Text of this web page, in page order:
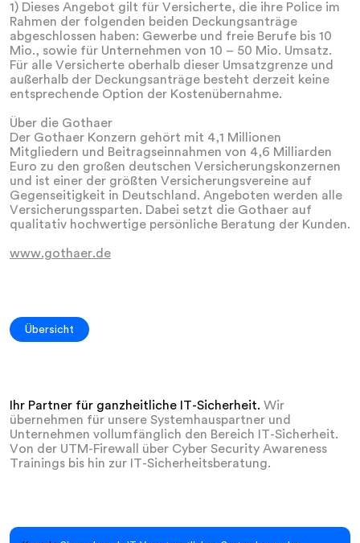
1) Dieses Angebot gilt für Versicherte, die ihre Police im
Rahmen der folgenden beiden Deckungsanträge
abgeschlossen haben: Gewerbe und freie Berufe bis 10
Mio., sowie für Unternehmen von 10 – 50 Mio. Umsatz.
Für alle Versicherte oberhalb dieser Umsatzgrenze und
außerhalb der Deckungsanträge besteht derzeit keine
entsprechende Option der Kostenübernahme.
Über die Gothaer
Der Gothaer Konzern gehört mit 4,1 Millionen
Mitgliedern und Beitragseinnahmen von 4,6 Milliarden
Euro zu den großen deutschen Versicherungskonzernen
und ist einer der größten Versicherungsvereine auf
Gegenseitigkeit in Deutschland. Angeboten werden alle
Versicherungssparten. Dabei setzt die Gothaer auf
qualitativ hochwertige persönliche Beratung der Kunden.
www.gothaer.de
Übersicht
Ihr Partner für ganzheitliche IT-Sicherheit. Wir
übernehmen für unsere Systemhauspartner und
Unternehmen vollumfänglich den Bereich IT-Sicherheit.
Von der UTM-Firewall über Cyber Security Awareness
Trainings bis hin zur IT-Sicherheitsberatung.